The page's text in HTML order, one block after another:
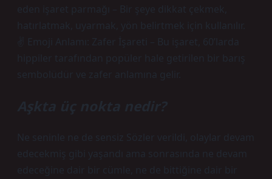
eden işaret parmağı – Bir şeye dikkat çekmek,
hatırlatmak, uyarmak, yön belirtmek için kullanılır.
Emoji Anlamı: Zafer İşareti – Bu işaret, 60’larda
hippiler tarafından popüler hale getirilen bir barış
sembolüdür ve zafer anlamına gelir.
Aşkta üç nokta nedir?
Ne seninle ne de sensiz Sözler verildi, olaylar devam
edecekmiş gibi yaşandı ama sonrasında ne devam
edeceğine dair bir cümle, ne de bittiğine dair bir